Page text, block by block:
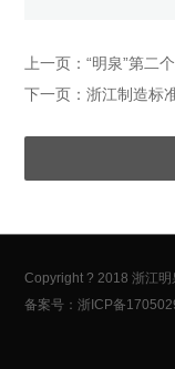
上一页：“明泉”第二
下一页：浙江制造标
Copyright ? 2018 浙江
备案号：浙ICP备